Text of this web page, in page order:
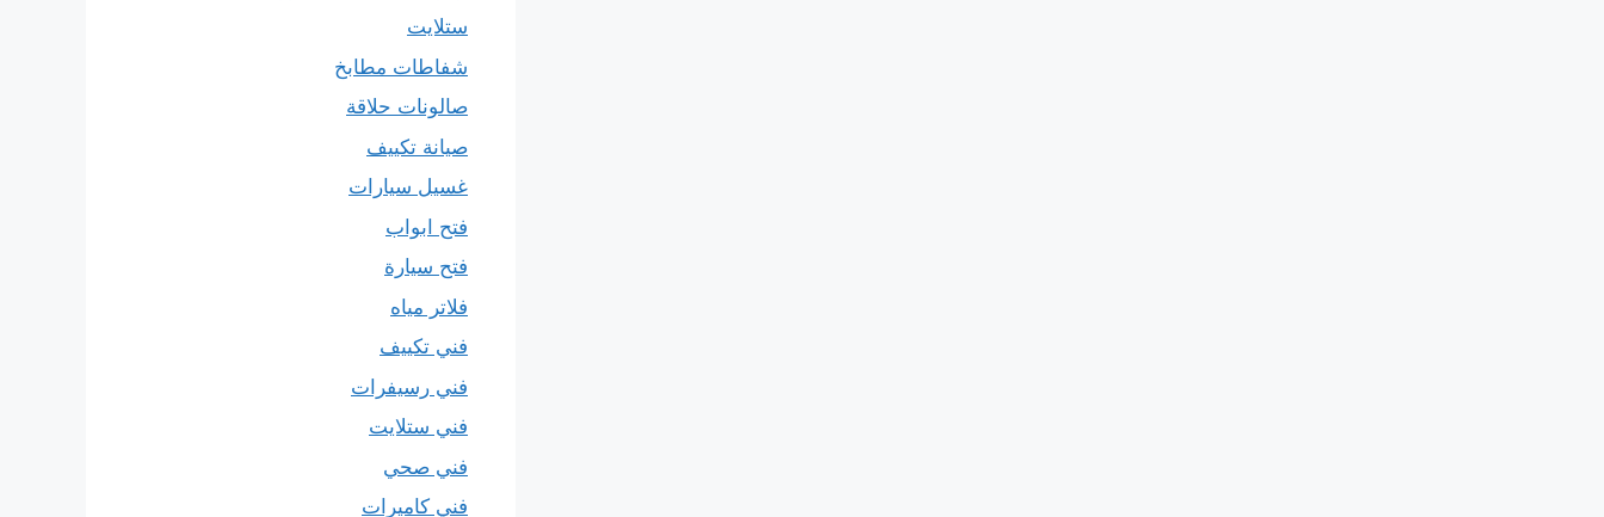
ستلايت
شفاطات مطابخ
صالونات حلاقة
صيانة تكييف
غسيل سيارات
فتح ابواب
فتح سيارة
فلاتر مياه
فني تكييف
فني رسيفرات
فني ستلايت
فني صحي
فني كاميرات